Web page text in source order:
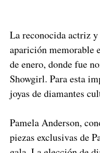
La reconocida actriz y
aparición memorable
de enero, donde fue
Showgirl. Para esta
joyas de diamantes
Pamela Anderson,
piezas exclusivas de